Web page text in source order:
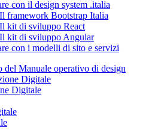
con il design system .italia
framework Bootstrap Italia
kit di sviluppo React
kit di sviluppo Angular
con i modelli di sito e servizi
del Manuale operativo di design
Digitale